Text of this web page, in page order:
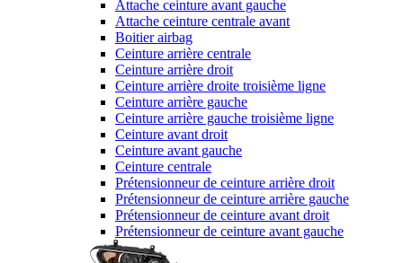
Attache ceinture avant gauche
Attache ceinture centrale avant
Boitier airbag
Ceinture arrière centrale
Ceinture arrière droit
Ceinture arrière droite troisième ligne
Ceinture arrière gauche
Ceinture arrière gauche troisième ligne
Ceinture avant droit
Ceinture avant gauche
Ceinture centrale
Prétensionneur de ceinture arrière droit
Prétensionneur de ceinture arrière gauche
Prétensionneur de ceinture avant droit
Prétensionneur de ceinture avant gauche